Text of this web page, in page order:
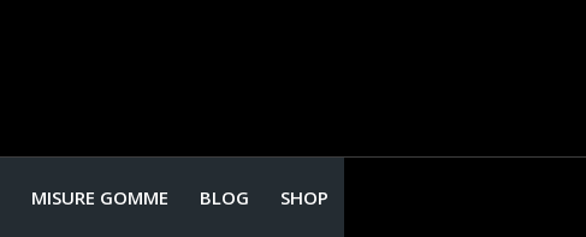
MISURE GOMME BLOG SHOP